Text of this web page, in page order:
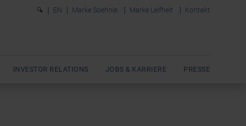
0 EN Marke Soehnle Marke Leifheit Kontakt
INVESTOR RELATIONS JOBS & KARRIERE PRESSE